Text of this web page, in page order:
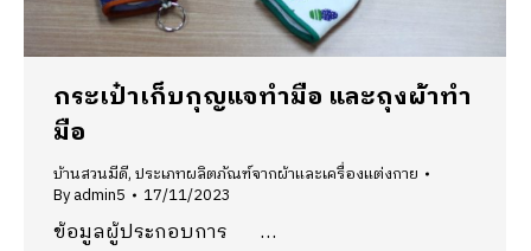
กระเป๋าเก็บกุญแจทำมือ และถุงผ้าทำ
มือ
บ้านสวนมีดี,ประเภทผลิตภัณฑ์จากผ้าและเครื่องแต่งกาย
Byadmin5 17/11/2023
ข้อมูลผู้ประกอบการ …